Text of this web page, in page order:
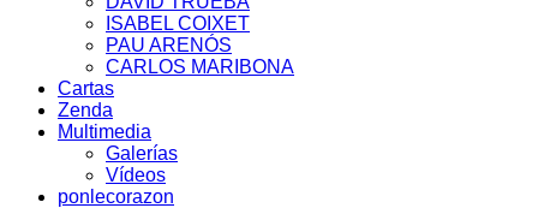
ISABEL COIXET
PAU ARENÓS
CARLOS MARIBONA
Cartas
Zenda
Multimedia
Galerías
Vídeos
ponlecorazon